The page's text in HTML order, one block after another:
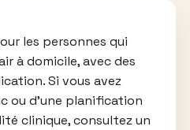
les personnes qui
à domicile, avec des
Si vous avez
ou d’une planification
clinique, consultez un